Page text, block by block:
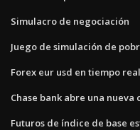
Simulacro de negociación
Juego de simulación de
Forex eur usd en tiempo real
Chase bank abre una nueva
Futuros de índice de base